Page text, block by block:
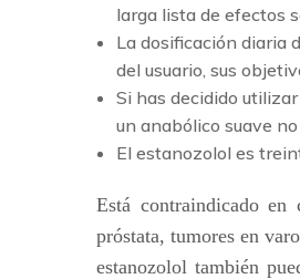
larga lista de efectos
La dosificación diaria
del usuario, sus
Si has decidido
un anabólico suave
El estanozolol es
Está contraindicado en
próstata, tumores en
estanozolol también